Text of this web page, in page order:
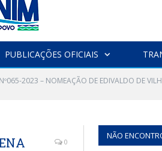
PUBLICAÇÕES OFICIAIS
2023 – NOMEAÇÃO DE EDIVALDO DE
0
NÃO